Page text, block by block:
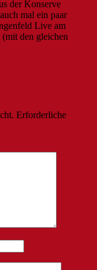
der Konserve
mal ein paar
Live am
den gleichen
Erforderliche